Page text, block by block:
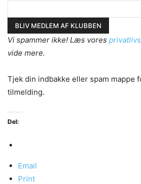
Vi spammer ikke! Læs vores
vide mere.
Tjek din indbakke eller spam mappe
tilmelding.
Del:
Email
Print